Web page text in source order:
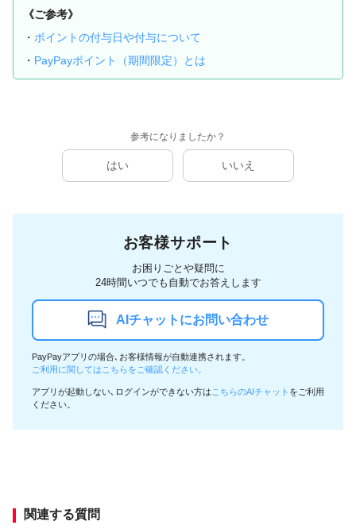
《ご参考》
・ ポイントの付与日や付与について
・ PayPayポイント（期間限定）とは
参考になりましたか？
はい いいえ
お客様サポート
お困りごとや疑問に
24時間いつでも自動でお答えします
AIチャットにお問い合わせ
PayPayアプリの場合､お客様情報が自動連携されます。
ご利用に関してはこちらをご確認ください。
アプリが起動しない､ログインができない方は こちらのAIチャット をご利用
ください。
関連する質問